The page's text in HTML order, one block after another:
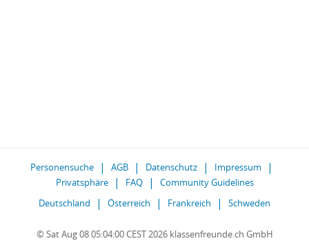
Personensuche AGB Datenschutz
Impressum
Privatsphäre
FAQ
Community Guidelines
Deutschland
Österreich Frankreich Schweden
© Sat Aug 08 05:04:00 CEST 2026 klassenfreunde.ch GmbH